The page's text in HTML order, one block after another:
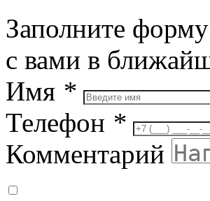
Заполните
с вами в
Имя *
Телефон *
Комментарий